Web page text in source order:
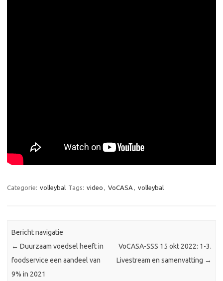
Categorie: volleybal Tags: video , VoCASA , volleybal
Bericht navigatie
← Duurzaam voedsel heeft in
foodservice een aandeel van
9% in 2021
VoCASA-SSS 15 okt 2022: 1-3.
Livestream en samenvatting →